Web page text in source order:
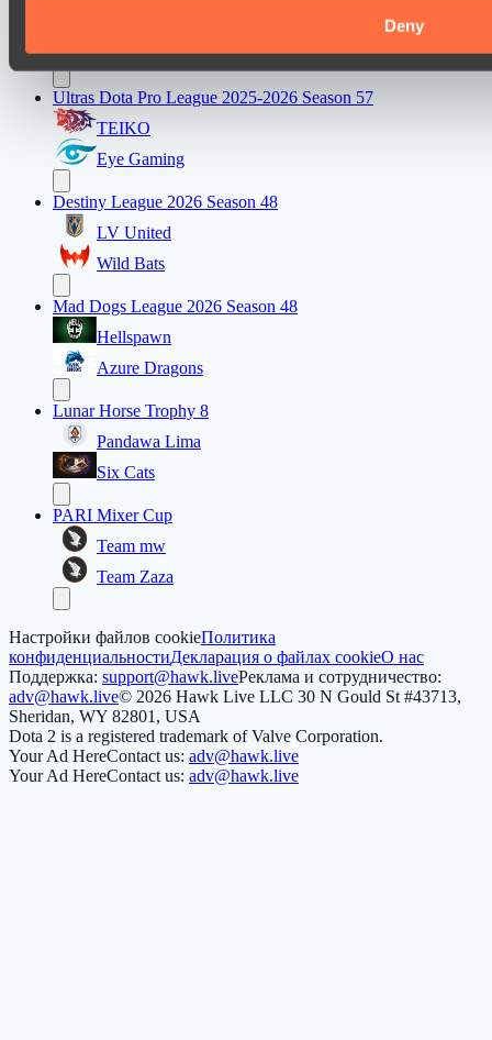
Deny
Peacekeepers Team
Ultras Dota Pro League 2025-2026 Season 57
TEIKO
Eye Gaming
Destiny League 2026 Season 48
LV United
Wild Bats
Mad Dogs League 2026 Season 48
Hellspawn
Azure Dragons
Lunar Horse Trophy 8
Pandawa Lima
Six Cats
PARI Mixer Cup
Team mw
Team Zaza
Настройки файлов cookieПолитика
конфиденциальностиДекларация о файлах cookieО нас
Поддержка: support@hawk.liveРеклама и сотрудничество:
adv@hawk.live© 2026 Hawk Live LLC 30 N Gould St #43713,
Sheridan, WY 82801, USA
Dota 2 is a registered trademark of Valve Corporation.
Your Ad HereContact us: adv@hawk.live
Your Ad HereContact us: adv@hawk.live